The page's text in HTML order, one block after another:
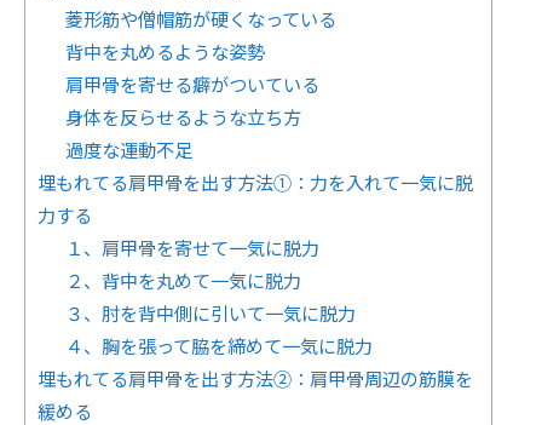
菱形筋や僧帽筋が硬くなっている
背中を丸めるような姿勢
肩甲骨を寄せる癖がついている
身体を反らせるような立ち方
過度な運動不足
埋もれてる肩甲骨を出す方法①：力を入れて一気に脱
力する
１、肩甲骨を寄せて一気に脱力
２、背中を丸めて一気に脱力
３、肘を背中側に引いて一気に脱力
４、胸を張って脇を締めて一気に脱力
埋もれてる肩甲骨を出す方法②：肩甲骨周辺の筋膜を
緩める